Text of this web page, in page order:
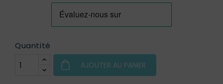
Quantité
AJOUTER AU PANIER